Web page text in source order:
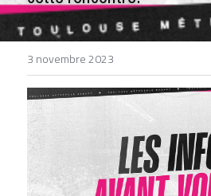
DEVENIR BÉNÉVOLE
3 novembre 2023